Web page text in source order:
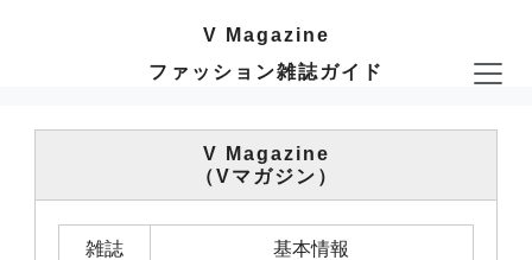
V Magazine
ファッション雑誌ガイド
V Magazine
（Vマガジン）
雑誌 基本情報